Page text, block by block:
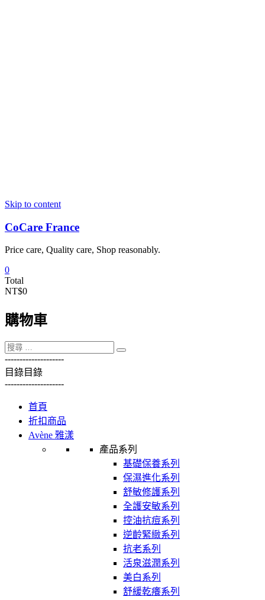
Skip to content
CoCare France
Price care, Quality care, Shop reasonably.
0
Total
NT$0
購物車
--------------------
目錄目錄
--------------------
首頁
折扣商品
Avène 雅漾
產品系列
基礎保養系列
保濕進化系列
舒敏修護系列
全護安敏系列
控油抗痘系列
逆齡緊緻系列
抗老系列
活泉滋潤系列
美白系列
舒緩乾癢系列